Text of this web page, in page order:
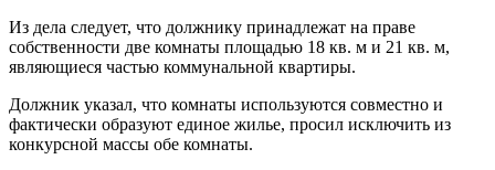
Из дела следует, что должнику принадлежат на праве
собственности две комнаты площадью 18 кв. м и 21 кв. м,
являющиеся частью коммунальной квартиры.
Должник указал, что комнаты используются совместно и
фактически образуют единое жилье, просил исключить из
конкурсной массы обе комнаты.